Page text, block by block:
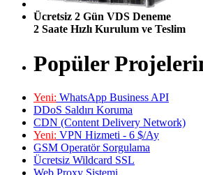
Ücretsiz 2 Gün VDS Deneme
2 Saate Hızlı Kurulum ve Teslim
Popüler
Yeni: WhatsApp Business API
DDoS Saldırı Koruma
CDN (Content Delivery Network)
Yeni: VPN Hizmeti - 6 $/Ay
GSM Operatör Sorgulama
Ücretsiz Wildcard SSL
Web Proxy Sistemi